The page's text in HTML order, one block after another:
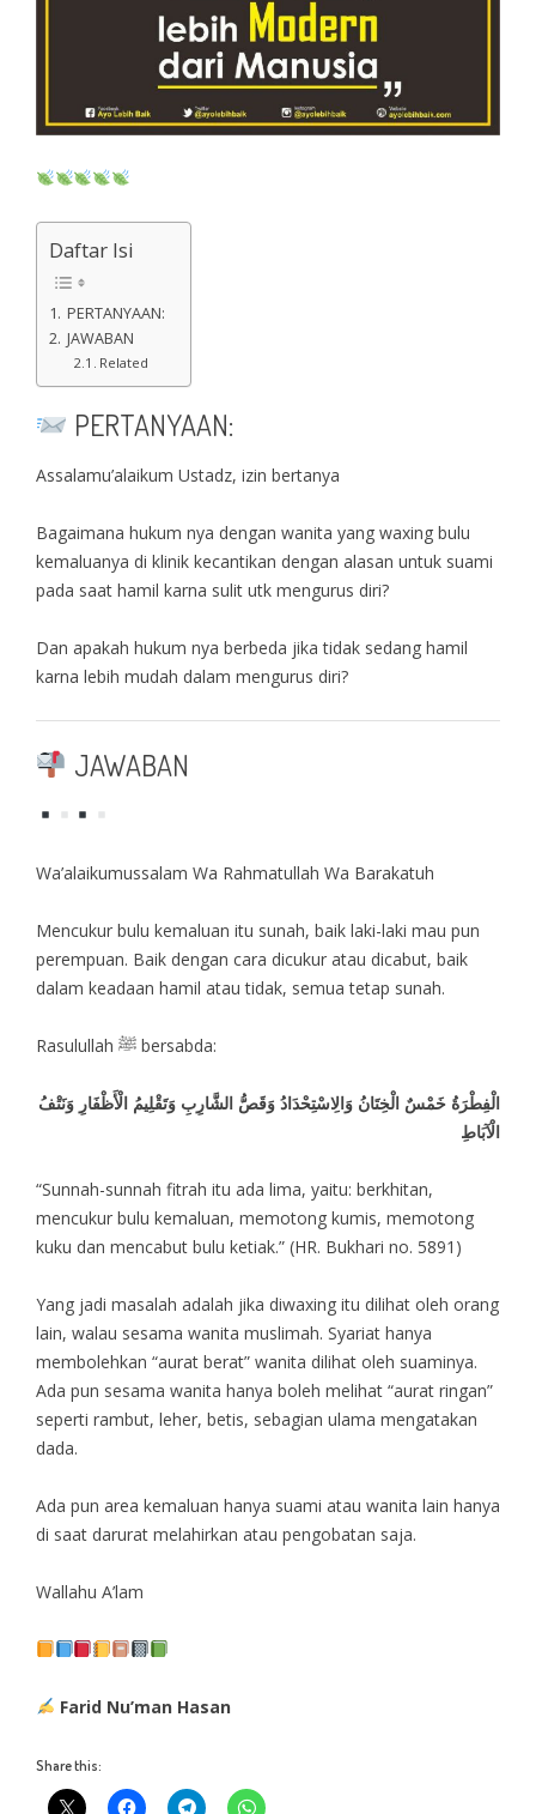
Daftar Isi
PERTANYAAN:
JAWABAN
Related
PERTANYAAN:
Assalamu’alaikum Ustadz, izin bertanya
Bagaimana hukum nya dengan wanita yang waxing bulu
kemaluanya di klinik kecantikan dengan alasan untuk suami
pada saat hamil karna sulit utk mengurus diri?
Dan apakah hukum nya berbeda jika tidak sedang hamil
karna lebih mudah dalam mengurus diri?
JAWABAN
Wa’alaikumussalam Wa Rahmatullah Wa Barakatuh
Mencukur bulu kemaluan itu sunah, baik laki-laki mau pun
perempuan. Baik dengan cara dicukur atau dicabut, baik
dalam keadaan hamil atau tidak, semua tetap sunah.
Rasulullah ﷺ bersabda:
الْفِطْرَةُ خَمْسٌ الْخِتَانُ وَالِاسْتِحْدَادُ وَقَصُّ الشَّارِبِ وَتَقْلِيمُ الْأَظْفَارِ وَنَتْفُ
الْآبَاطِ
“Sunnah-sunnah fitrah itu ada lima, yaitu: berkhitan,
mencukur bulu kemaluan, memotong kumis, memotong
kuku dan mencabut bulu ketiak.” (HR. Bukhari no. 5891)
Yang jadi masalah adalah jika diwaxing itu dilihat oleh orang
lain, walau sesama wanita muslimah. Syariat hanya
membolehkan “aurat berat” wanita dilihat oleh suaminya.
Ada pun sesama wanita hanya boleh melihat “aurat ringan”
seperti rambut, leher, betis, sebagian ulama mengatakan
dada.
Ada pun area kemaluan hanya suami atau wanita lain hanya
di saat darurat melahirkan atau pengobatan saja.
Wallahu A’lam
Farid Nu’man Hasan
Share this: